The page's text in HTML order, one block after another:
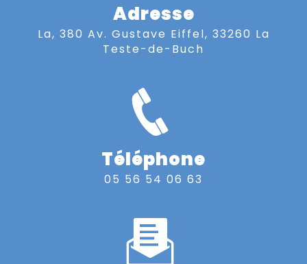
Adresse
La, 380 Av. Gustave Eiffel, 33260 La
Teste-de-Buch
Téléphone
05 56 54 06 63